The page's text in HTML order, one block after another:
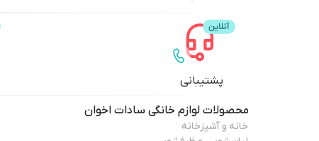
پشتیبانی
محصولاتلوازم خانگی سادات اخوان
خانه و آشپزخانه